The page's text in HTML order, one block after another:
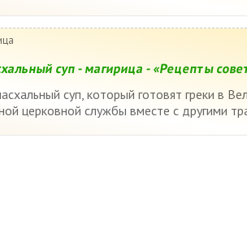
суп - магирица - «Рецепты
суп, который готовят греки в
церковной службы вместе с другими